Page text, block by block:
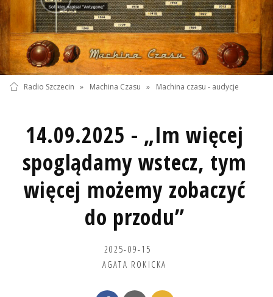
Radio Szczecin » Machina Czasu » Machina czasu - audycje
14.09.2025 - „Im więcej
spoglądamy wstecz, tym
więcej możemy zobaczyć
do przodu”
2025-09-15
AGATA ROKICKA